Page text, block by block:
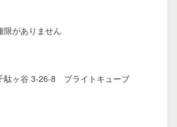
限がありません
駄ヶ谷 3-26-8 ブライトキューブ